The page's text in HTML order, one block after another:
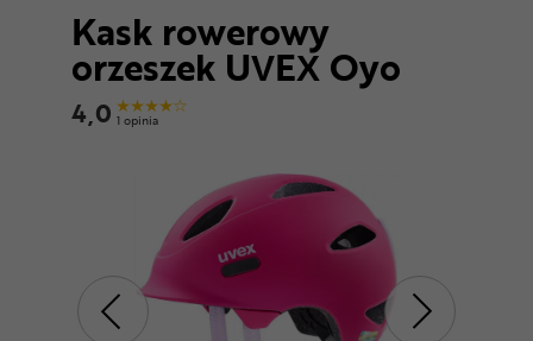
Stopka
Mapa strony
Kaski
Buty
Nowości
Superoferta
Kask rowerowy
orzeszek UVEX Oyo
4,0 1 opinia